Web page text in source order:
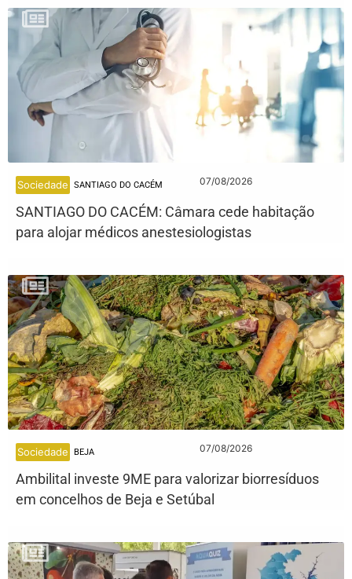
Sociedade SANTIAGO DO CACÉM 07/08/2026
SANTIAGO DO CACÉM: Câmara cede habitação
para alojar médicos anestesiologistas
Sociedade BEJA 07/08/2026
Ambilital investe 9ME para valorizar biorresíduos
em concelhos de Beja e Setúbal